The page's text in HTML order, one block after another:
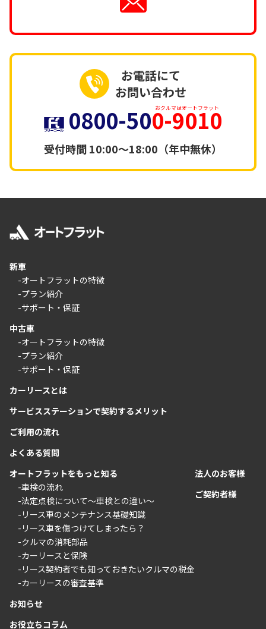
お電話にて
お問い合わせ
0800-500-9010
おクルマはオートフラット
受付時間10:00～18:00（年中無休）
新車
-オートフラットの特徴
-プラン紹介
-サポート・保証
中古車
-オートフラットの特徴
-プラン紹介
-サポート・保証
カーリースとは
サービスステーションで契約するメリット
ご利用の流れ
よくある質問
オートフラットをもっと知る
-車検の流れ
-法定点検について〜車検との違い〜
-リース車のメンテナンス基礎知識
-リース車を傷つけてしまったら？
-クルマの消耗部品
-カーリースと保険
-リース契約者でも知っておきたいクルマの税金
-カーリースの審査基準
お知らせ
お役立ちコラム
法人のお客様
ご契約者様